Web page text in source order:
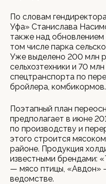
По словам
Уфа» Станислава
также над обновлением
том числе парка
Уже выделено 200 млн
сельхозтехники и 70
спецтранспорта по
бройлера, комбикормов.
Поэтапный план
предполагает в июне
по производству и
этого строится
районе. Продукция
известными брендами:
— мясо птицы, «Авдон»
ведомстве.